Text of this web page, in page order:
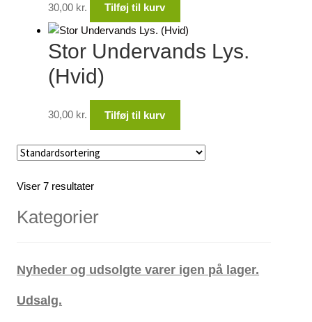
30,00 kr. Tilføj til kurv
Stor Undervands Lys.
(Hvid)
30,00 kr. Tilføj til kurv
Viser 7 resultater
Kategorier
Nyheder og udsolgte varer igen på lager.
Udsalg.